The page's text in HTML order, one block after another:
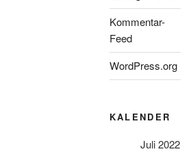
Kommentar-
Feed
WordPress.org
KALENDER
Juli 2022